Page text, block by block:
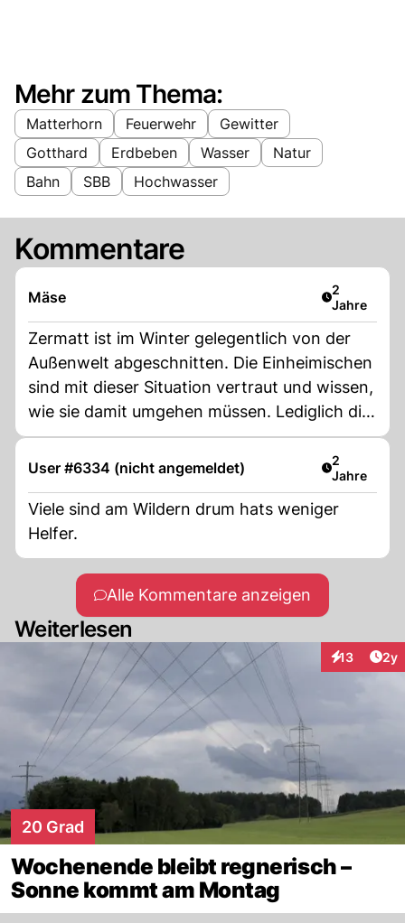
Mehr zum Thema:
Matterhorn Feuerwehr
Gewitter
Gotthard
Erdbeben Wasser
Natur
Bahn
SBB Hochwasser
Kommentare
Mäse Artikel
2
Jahre
Zermatt ist im Winter gelegentlich von der
Außenwelt abgeschnitten. Die Einheimischen
sind mit dieser Situation vertraut und wissen,
wie sie damit umgehen müssen. Lediglich die
Touristen reagieren darauf mit übertriebenen
Reaktionen.
User #6334 (nicht angemeldet) Artikel
2
Jahre
Viele sind am Wildern drum hats weniger
Helfer.
Alle Kommentare anzeigen
Weiterlesen
13 2y
20 Grad
Wochenende bleibt regnerisch –
Sonne kommt am Montag